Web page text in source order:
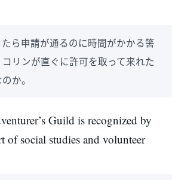
ら申請が通るのに時間がかかる筈
リンが直ぐに許可を取って来れた
か。
Guild is recognized by
of social studies and volunteer